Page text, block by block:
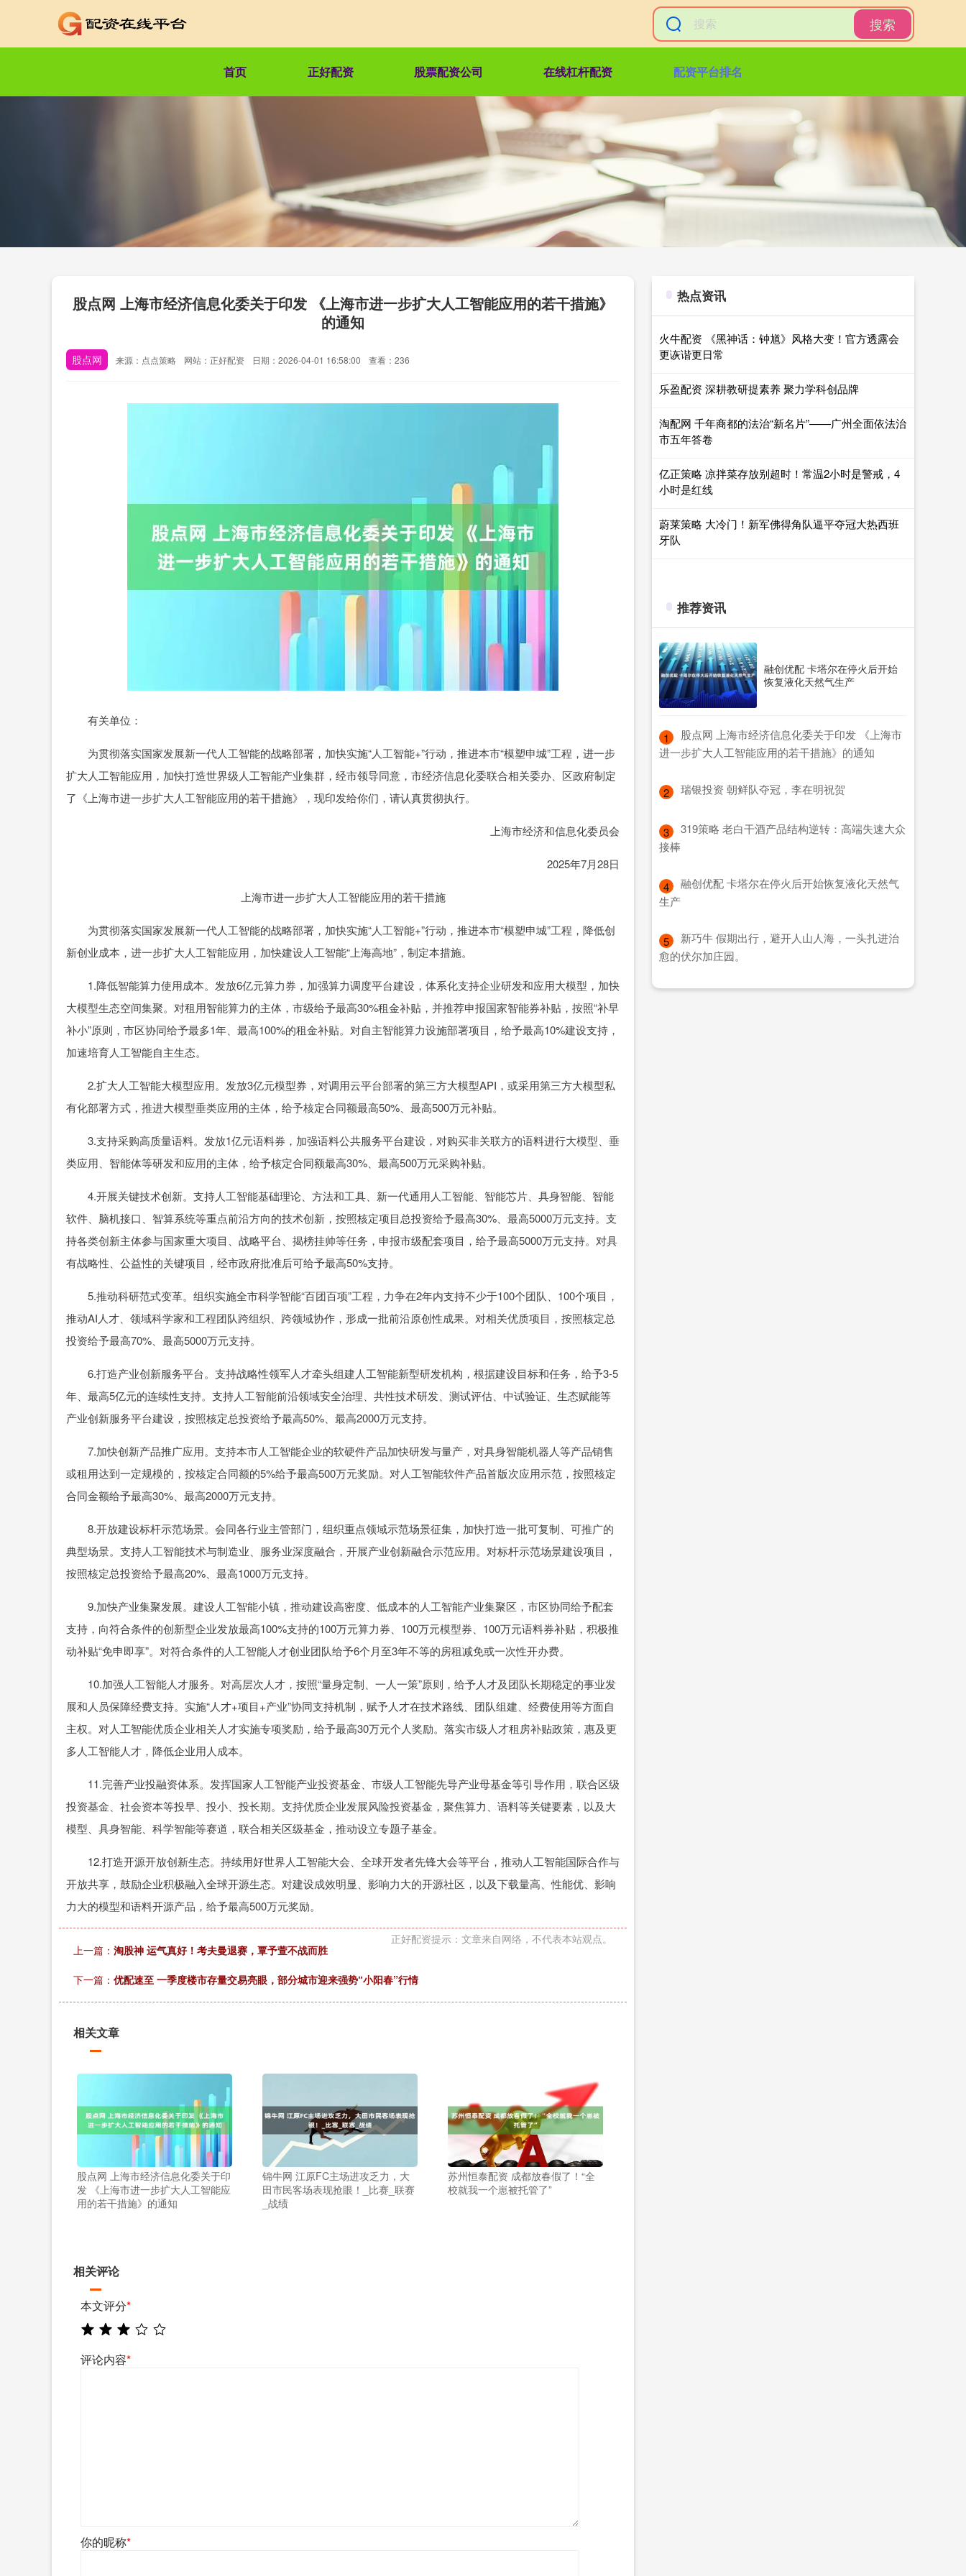
搜索
首页 正好配资 股票配资公司 在线杠杆配资 配资平台排名
股点网 上海市经济信息化委关于印发 《上海市进一步扩大人工智能应用的若干措施》
的通知
股点网 来源：点点策略 网站：正好配资 日期：2026-04-01 16:58:00 查看：236
有关单位：
为贯彻落实国家发展新一代人工智能的战略部署，加快实施“人工智能+”行动，推进本市“模塑申城”工程，进一步
扩大人工智能应用，加快打造世界级人工智能产业集群，经市领导同意，市经济信息化委联合相关委办、区政府制定
了《上海市进一步扩大人工智能应用的若干措施》，现印发给你们，请认真贯彻执行。
上海市经济和信息化委员会
2025年7月28日
上海市进一步扩大人工智能应用的若干措施
为贯彻落实国家发展新一代人工智能的战略部署，加快实施“人工智能+”行动，推进本市“模塑申城”工程，降低创
新创业成本，进一步扩大人工智能应用，加快建设人工智能“上海高地”，制定本措施。
1.降低智能算力使用成本。发放6亿元算力券，加强算力调度平台建设，体系化支持企业研发和应用大模型，加快
大模型生态空间集聚。对租用智能算力的主体，市级给予最高30%租金补贴，并推荐申报国家智能券补贴，按照“补早
补小”原则，市区协同给予最多1年、最高100%的租金补贴。对自主智能算力设施部署项目，给予最高10%建设支持，
加速培育人工智能自主生态。
2.扩大人工智能大模型应用。发放3亿元模型券，对调用云平台部署的第三方大模型API，或采用第三方大模型私
有化部署方式，推进大模型垂类应用的主体，给予核定合同额最高50%、最高500万元补贴。
3.支持采购高质量语料。发放1亿元语料券，加强语料公共服务平台建设，对购买非关联方的语料进行大模型、垂
类应用、智能体等研发和应用的主体，给予核定合同额最高30%、最高500万元采购补贴。
4.开展关键技术创新。支持人工智能基础理论、方法和工具、新一代通用人工智能、智能芯片、具身智能、智能
软件、脑机接口、智算系统等重点前沿方向的技术创新，按照核定项目总投资给予最高30%、最高5000万元支持。支
持各类创新主体参与国家重大项目、战略平台、揭榜挂帅等任务，申报市级配套项目，给予最高5000万元支持。对具
有战略性、公益性的关键项目，经市政府批准后可给予最高50%支持。
5.推动科研范式变革。组织实施全市科学智能“百团百项”工程，力争在2年内支持不少于100个团队、100个项目，
推动AI人才、领域科学家和工程团队跨组织、跨领域协作，形成一批前沿原创性成果。对相关优质项目，按照核定总
投资给予最高70%、最高5000万元支持。
6.打造产业创新服务平台。支持战略性领军人才牵头组建人工智能新型研发机构，根据建设目标和任务，给予3-5
年、最高5亿元的连续性支持。支持人工智能前沿领域安全治理、共性技术研发、测试评估、中试验证、生态赋能等
产业创新服务平台建设，按照核定总投资给予最高50%、最高2000万元支持。
7.加快创新产品推广应用。支持本市人工智能企业的软硬件产品加快研发与量产，对具身智能机器人等产品销售
或租用达到一定规模的，按核定合同额的5%给予最高500万元奖励。对人工智能软件产品首版次应用示范，按照核定
合同金额给予最高30%、最高2000万元支持。
8.开放建设标杆示范场景。会同各行业主管部门，组织重点领域示范场景征集，加快打造一批可复制、可推广的
典型场景。支持人工智能技术与制造业、服务业深度融合，开展产业创新融合示范应用。对标杆示范场景建设项目，
按照核定总投资给予最高20%、最高1000万元支持。
9.加快产业集聚发展。建设人工智能小镇，推动建设高密度、低成本的人工智能产业集聚区，市区协同给予配套
支持，向符合条件的创新型企业发放最高100%支持的100万元算力券、100万元模型券、100万元语料券补贴，积极推
动补贴“免申即享”。对符合条件的人工智能人才创业团队给予6个月至3年不等的房租减免或一次性开办费。
10.加强人工智能人才服务。对高层次人才，按照“量身定制、一人一策”原则，给予人才及团队长期稳定的事业发
展和人员保障经费支持。实施“人才+项目+产业”协同支持机制，赋予人才在技术路线、团队组建、经费使用等方面自
主权。对人工智能优质企业相关人才实施专项奖励，给予最高30万元个人奖励。落实市级人才租房补贴政策，惠及更
多人工智能人才，降低企业用人成本。
11.完善产业投融资体系。发挥国家人工智能产业投资基金、市级人工智能先导产业母基金等引导作用，联合区级
投资基金、社会资本等投早、投小、投长期。支持优质企业发展风险投资基金，聚焦算力、语料等关键要素，以及大
模型、具身智能、科学智能等赛道，联合相关区级基金，推动设立专题子基金。
12.打造开源开放创新生态。持续用好世界人工智能大会、全球开发者先锋大会等平台，推动人工智能国际合作与
开放共享，鼓励企业积极融入全球开源生态。对建设成效明显、影响力大的开源社区，以及下载量高、性能优、影响
力大的模型和语料开源产品，给予最高500万元奖励。
正好配资提示：文章来自网络，不代表本站观点。
上一篇： 淘股神 运气真好！考夫曼退赛，覃予萱不战而胜
下一篇： 优配速至 一季度楼市存量交易亮眼，部分城市迎来强势“小阳春”行情
相关文章
股点网 上海市经济信息化委关于印
发 《上海市进一步扩大人工智能应
用的若干措施》的通知
锦牛网 江原FC主场进攻乏力，大
田市民客场表现抢眼！_比赛_联赛
_战绩
苏州恒泰配资 成都放春假了！“全
校就我一个崽被托管了”
相关评论
本文评分*
评论内容*
你的昵称*
热点资讯
火牛配资 《黑神话：钟馗》风格大变！官方透露会
更诙谐更日常
乐盈配资 深耕教研提素养 聚力学科创品牌
淘配网 千年商都的法治“新名片”——广州全面依法治
市五年答卷
亿正策略 凉拌菜存放别超时！常温2小时是警戒，4
小时是红线
蔚莱策略 大冷门！新军佛得角队逼平夺冠大热西班
牙队
推荐资讯
融创优配 卡塔尔在停火后开始
恢复液化天然气生产
1
​股点网 上海市经济信息化委关于印发 《上海市
进一步扩大人工智能应用的若干措施》的通知
2 ​瑞银投资 朝鲜队夺冠，李在明祝贺
3
​319策略 老白干酒产品结构逆转：高端失速大众
接棒
4
​融创优配 卡塔尔在停火后开始恢复液化天然气
生产
5
​新巧牛 假期出行，避开人山人海，一头扎进治
愈的伏尔加庄园。